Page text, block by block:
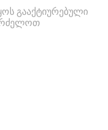
გააქტიურებული